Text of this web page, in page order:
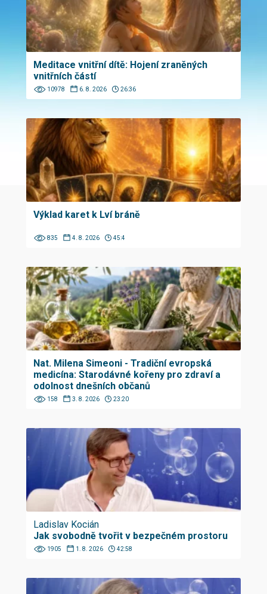
Meditace vnitřní dítě: Hojení zraněných
vnitřních částí
10978 6. 8. 2026 26:36
Výklad karet k Lví bráně
835 4. 8. 2026 45:4
Nat. Milena Simeoni - Tradiční evropská
medicína: Starodávné kořeny pro zdraví a
odolnost dnešních občanů
158 3. 8. 2026 23:20
Ladislav Kocián
Jak svobodně tvořit v bezpečném prostoru
1905 1. 8. 2026 42:58